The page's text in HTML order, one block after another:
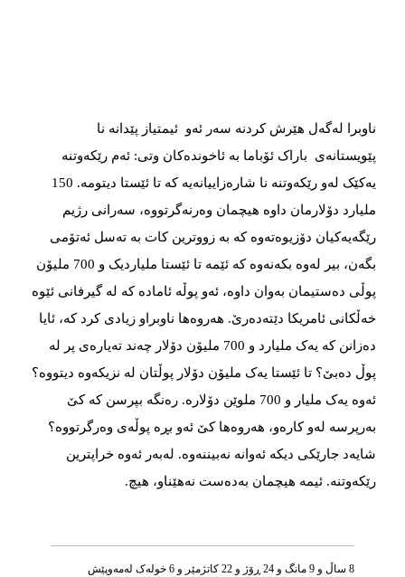
ناوبرا لەگەل هێرش کردنە سەر ئەو ئیمتیاز پێدانە نا
پێویستانەی باراک ئۆباما بە ئاخوندەکان وتی: ئەم رێکەوتنە
یەکێک لەو رێکەوتنە نا شارەزاییانەیە کە تا ئێستا دیتومە. 150
ملیارد دۆلارمان داوە هیچمان وەرنەگرتووە، سەرانی رژیم
رێگەیەکیان دۆزیوەتەوە کە بە زووترین کات بە تەسل ئەتۆمی
بگەن، بیر لەوە بکەنەوە کە ئێمە تا ئێستا ملیاردیک و 700 ملیۆن
پوڵی دەستیمان بەوان داوە، ئەو پوڵە ئامادە کە لە گیرفانی ئێوە
خەڵکانی ئامریکا دێتەدەرێ‌. هەروەها ناوبراو زیادی کرد کە، ئایا
دەزانن کە یەک ملیارد و 700 ملیۆن دۆلار چەند تەیارەی پر لە
پوڵ دەبێ؟ تا ئێستا یەک ملیۆن دۆلار پوڵتان لە نزیکەوە دیتووە؟
ئەوه یەک ملیار و 700 ملوێن دۆلارە. رەنگە بپرسن کە کێ
بەرپرسە لەو کارەو، هەروەها کێ ئەو بڕە پوڵەی وەرگرتووە؟
شایەد جارێکی دیکە ئەوانە نەبیننەوە. لەبەر ئەوە خراپترین
رێکەوتنە. ئیمە هیچمان بەدەست نەهێناو، هیچ.
8 ساڵ و 9 مانگ و 24 ڕۆژ و 22 کاتژمێر و 6 خوله‌ک له‌مه‌وپێش‌